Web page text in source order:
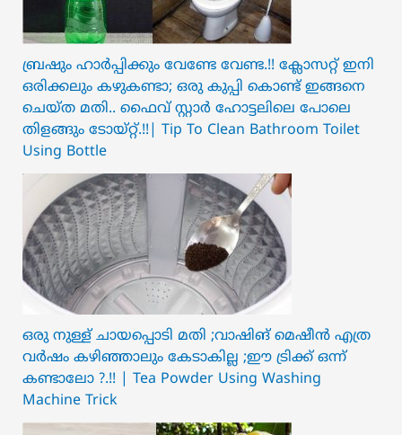
ബ്രഷും ഹാർപ്പിക്കും വേണ്ടേ വേണ്ട.!! ക്ലോസറ്റ് ഇനി
ഒരിക്കലും കഴുകണ്ടാ; ഒരു കുപ്പി കൊണ്ട് ഇങ്ങനെ
ചെയ്ത മതി.. ഫൈവ് സ്റ്റാർ ഹോട്ടലിലെ പോലെ
തിളങ്ങും ടോയ്റ്റ്.!!| Tip To Clean Bathroom Toilet
Using Bottle
ഒരു നുള്ള് ചായപ്പൊടി മതി ;വാഷിങ് മെഷീൻ എത്ര
വർഷം കഴിഞ്ഞാലും കേടാകില്ല ;ഈ ട്രിക്ക് ഒന്ന്
കണ്ടാലോ ?.!! | Tea Powder Using Washing
Machine Trick